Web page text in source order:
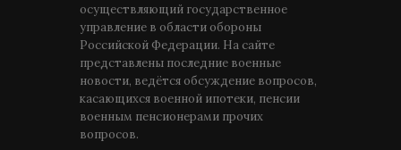
осуществляющий государственное
управление в области обороны
Российской Федерации. На сайте
представлены последние военные
новости, ведётся обсуждение вопросов,
касающихся военной ипотеки, пенсии
военным пенсионерами прочих
вопросов.